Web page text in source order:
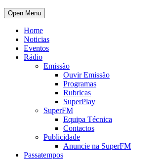
Open Menu
Home
Noticias
Eventos
Rádio
Emissão
Ouvir Emissão
Programas
Rubricas
SuperPlay
SuperFM
Equipa Técnica
Contactos
Publicidade
Anuncie na SuperFM
Passatempos